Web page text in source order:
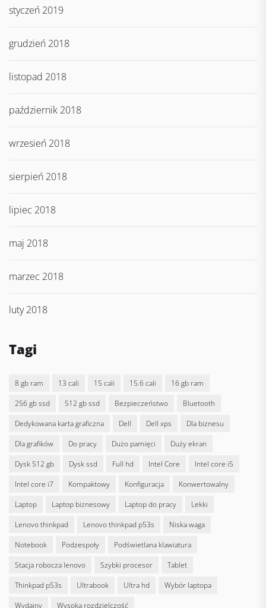
styczeń 2019
grudzień 2018
listopad 2018
październik 2018
wrzesień 2018
sierpień 2018
lipiec 2018
maj 2018
marzec 2018
luty 2018
Tagi
8 gb ram 13 cali 15 cali 15.6 cali
16 gb ram
256 gb ssd
512 gb ssd bezpieczeństwo
bluetooth
dedykowana karta graficzna
Dell dell xps
dla biznesu
dla grafików
do pracy dużo pamięci
duży ekran
dysk 512 gb
dysk ssd full hd Intel Core
intel core i5
intel core i7
kompaktowy konfiguracja
konwertowalny
laptop
laptop biznesowy laptop do pracy
lekki
lenovo thinkpad
lenovo thinkpad p53s
niska waga
notebook
podzespoły
podświetlana klawiatura
stacja robocza lenovo
szybki procesor
tablet
thinkpad p53s
ultrabook ultra hd
wybór laptopa
wydajny
wysoka rozdzielczość